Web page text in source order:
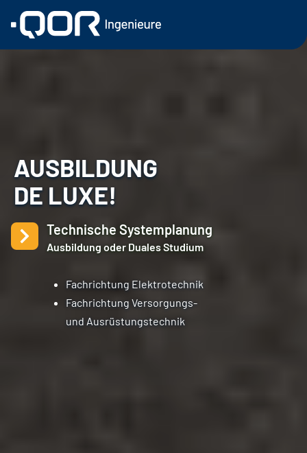
AUSBILDUNG
DE LUXE!
Technische Systemplanung
Ausbildung oder Duales Studium
Fachrichtung Elektrotechnik
Fachrichtung Versorgungs-
und Ausrüstungstechnik